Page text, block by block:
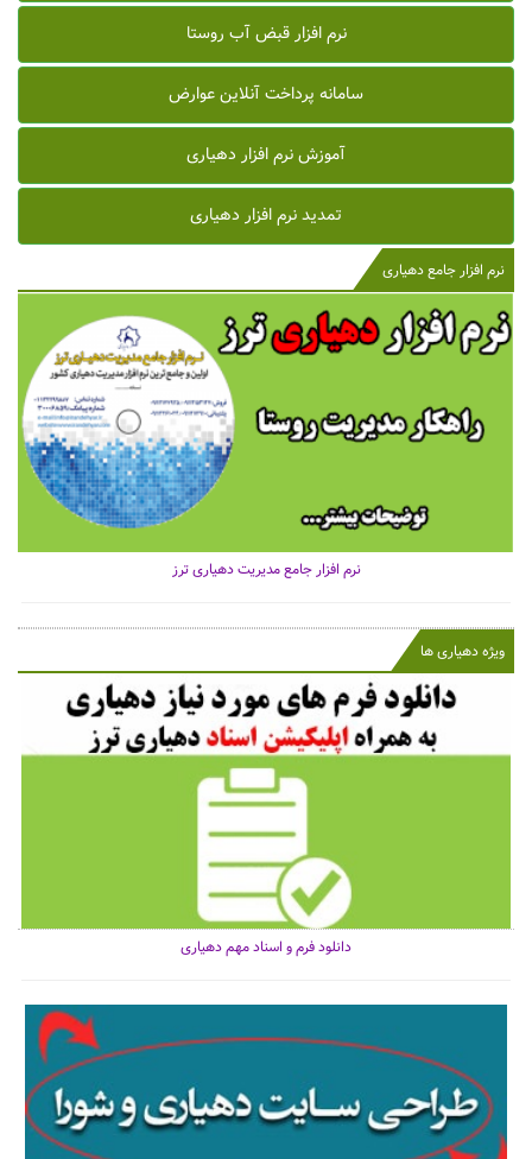
نرم افزار قبض آب روستا
سامانه پرداخت آنلاین عوارض
آموزش نرم افزار دهیاری
تمدید نرم افزار دهیاری
نرم افزار جامع دهیاری
نرم افزار جامع مدیریت دهیاری ترز
ویژه دهیاری ها
دانلود فرم و اسناد مهم دهیاری